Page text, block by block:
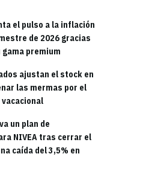
el pulso a la inflación
de 2026 gracias
gama premium
ajustan el stock en
las mermas por el
vacacional
un plan de
NIVEA tras cerrar el
caída del 3,5% en